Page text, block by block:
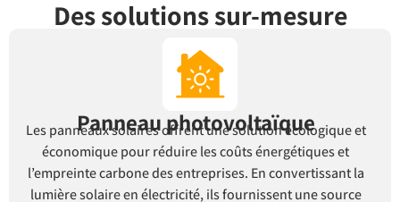
Des solutions sur-mesure
Panneau photovoltaïque
Les panneaux solaires offrent une solution écologique et
économique pour réduire les coûts énergétiques et
l’empreinte carbone des entreprises. En convertissant la
lumière solaire en électricité, ils fournissent une source